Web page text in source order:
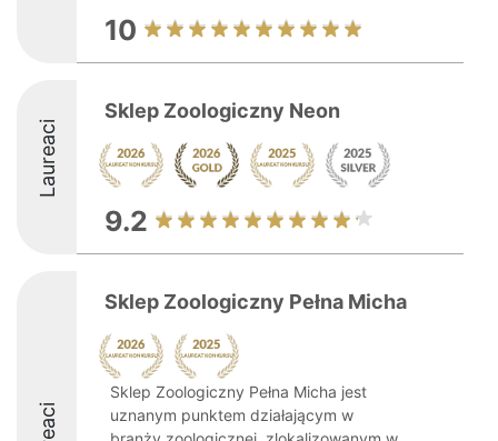
10
Laureaci
Sklep Zoologiczny Neon
9.2
Sklep Zoologiczny Pełna Micha
Sklep Zoologiczny Pełna Micha jest
uznanym punktem działającym w